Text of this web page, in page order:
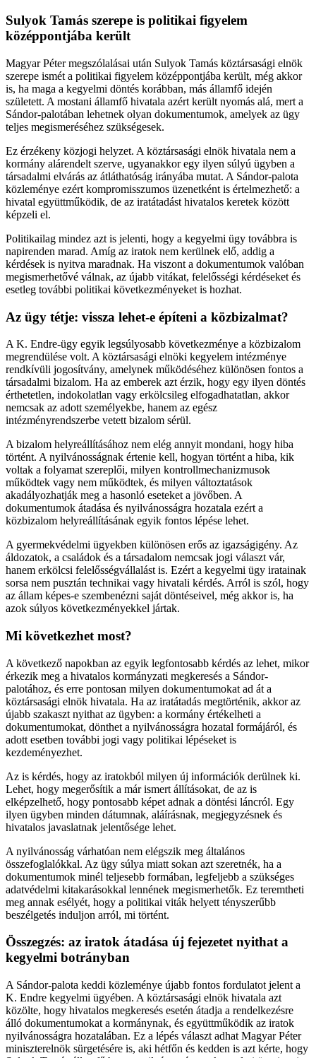
Sulyok Tamás szerepe is politikai figyelem
középpontjába került
Magyar Péter megszólalásai után Sulyok Tamás köztársasági elnök
szerepe ismét a politikai figyelem középpontjába került, még akkor
is, ha maga a kegyelmi döntés korábban, más államfő idején
született. A mostani államfő hivatala azért került nyomás alá, mert a
Sándor-palotában lehetnek olyan dokumentumok, amelyek az ügy
teljes megismeréséhez szükségesek.
Ez érzékeny közjogi helyzet. A köztársasági elnök hivatala nem a
kormány alárendelt szerve, ugyanakkor egy ilyen súlyú ügyben a
társadalmi elvárás az átláthatóság irányába mutat. A Sándor-palota
közleménye ezért kompromisszumos üzenetként is értelmezhető: a
hivatal együttműködik, de az iratátadást hivatalos keretek között
képzeli el.
Politikailag mindez azt is jelenti, hogy a kegyelmi ügy továbbra is
napirenden marad. Amíg az iratok nem kerülnek elő, addig a
kérdések is nyitva maradnak. Ha viszont a dokumentumok valóban
megismerhetővé válnak, az újabb vitákat, felelősségi kérdéseket és
esetleg további politikai következményeket is hozhat.
Az ügy tétje: vissza lehet-e építeni a közbizalmat?
A K. Endre-ügy egyik legsúlyosabb következménye a közbizalom
megrendülése volt. A köztársasági elnöki kegyelem intézménye
rendkívüli jogosítvány, amelynek működéséhez különösen fontos a
társadalmi bizalom. Ha az emberek azt érzik, hogy egy ilyen döntés
érthetetlen, indokolatlan vagy erkölcsileg elfogadhatatlan, akkor
nemcsak az adott személyekbe, hanem az egész
intézményrendszerbe vetett bizalom sérül.
A bizalom helyreállításához nem elég annyit mondani, hogy hiba
történt. A nyilvánosságnak értenie kell, hogyan történt a hiba, kik
voltak a folyamat szereplői, milyen kontrollmechanizmusok
működtek vagy nem működtek, és milyen változtatások
akadályozhatják meg a hasonló eseteket a jövőben. A
dokumentumok átadása és nyilvánosságra hozatala ezért a
közbizalom helyreállításának egyik fontos lépése lehet.
A gyermekvédelmi ügyekben különösen erős az igazságigény. Az
áldozatok, a családok és a társadalom nemcsak jogi választ vár,
hanem erkölcsi felelősségvállalást is. Ezért a kegyelmi ügy iratainak
sorsa nem pusztán technikai vagy hivatali kérdés. Arról is szól, hogy
az állam képes-e szembenézni saját döntéseivel, még akkor is, ha
azok súlyos következményekkel jártak.
Mi következhet most?
A következő napokban az egyik legfontosabb kérdés az lehet, mikor
érkezik meg a hivatalos kormányzati megkeresés a Sándor-
palotához, és erre pontosan milyen dokumentumokat ad át a
köztársasági elnök hivatala. Ha az iratátadás megtörténik, akkor az
újabb szakaszt nyithat az ügyben: a kormány értékelheti a
dokumentumokat, dönthet a nyilvánosságra hozatal formájáról, és
adott esetben további jogi vagy politikai lépéseket is
kezdeményezhet.
Az is kérdés, hogy az iratokból milyen új információk derülnek ki.
Lehet, hogy megerősítik a már ismert állításokat, de az is
elképzelhető, hogy pontosabb képet adnak a döntési láncról. Egy
ilyen ügyben minden dátumnak, aláírásnak, megjegyzésnek és
hivatalos javaslatnak jelentősége lehet.
A nyilvánosság várhatóan nem elégszik meg általános
összefoglalókkal. Az ügy súlya miatt sokan azt szeretnék, ha a
dokumentumok minél teljesebb formában, legfeljebb a szükséges
adatvédelmi kitakarásokkal lennének megismerhetők. Ez teremtheti
meg annak esélyét, hogy a politikai viták helyett tényszerűbb
beszélgetés induljon arról, mi történt.
Összegzés: az iratok átadása új fejezetet nyithat a
kegyelmi botrányban
A Sándor-palota keddi közleménye újabb fontos fordulatot jelent a
K. Endre kegyelmi ügyében. A köztársasági elnök hivatala azt
közölte, hogy hivatalos megkeresés esetén átadja a rendelkezésre
álló dokumentumokat a kormánynak, és együttműködik az iratok
nyilvánosságra hozatalában. Ez a lépés választ adhat Magyar Péter
miniszterelnök sürgetésére is, aki hétfőn és kedden is azt kérte, hogy